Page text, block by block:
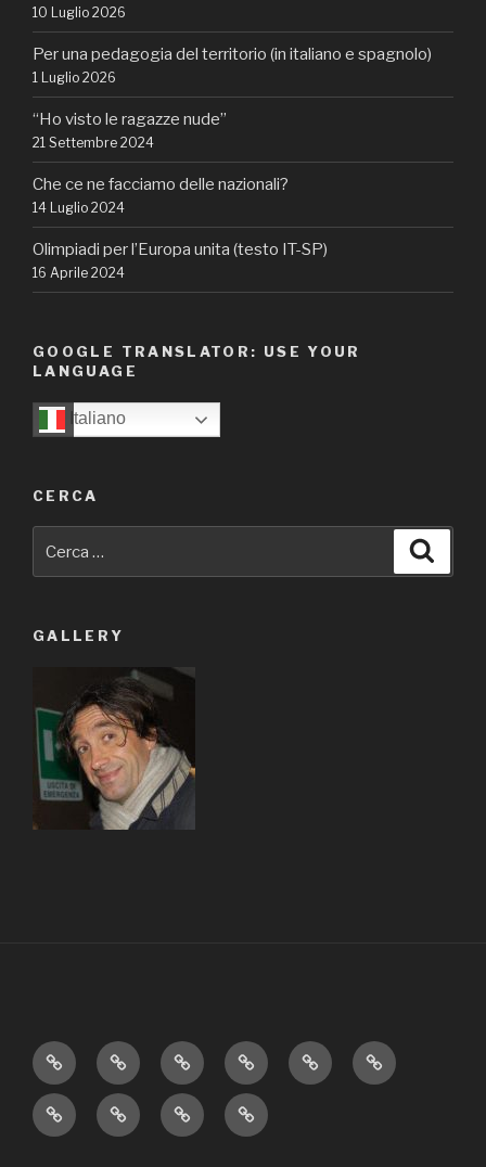
10 Luglio 2026
Per una pedagogia del territorio (in italiano e spagnolo)
1 Luglio 2026
“Ho visto le ragazze nude”
21 Settembre 2024
Che ce ne facciamo delle nazionali?
14 Luglio 2024
Olimpiadi per l’Europa unita (testo IT-SP)
16 Aprile 2024
GOOGLE TRANSLATOR: USE YOUR
LANGUAGE
Italiano
CERCA
GALLERY
Home
Books
&…
TheaterVideos Humor Education
Who
Am
Aphorisms
About
me
La
scuola